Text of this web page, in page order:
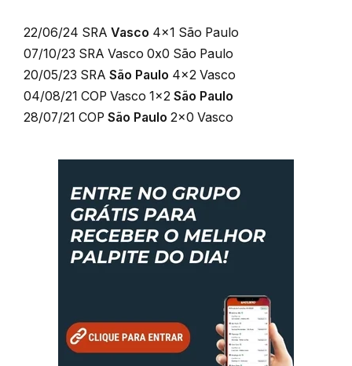
22/06/24 SRA Vasco 4×1 São Paulo
07/10/23 SRA Vasco 0x0 São Paulo
20/05/23 SRA São Paulo 4×2 Vasco
04/08/21 COP Vasco 1×2 São Paulo
28/07/21 COP São Paulo 2×0 Vasco